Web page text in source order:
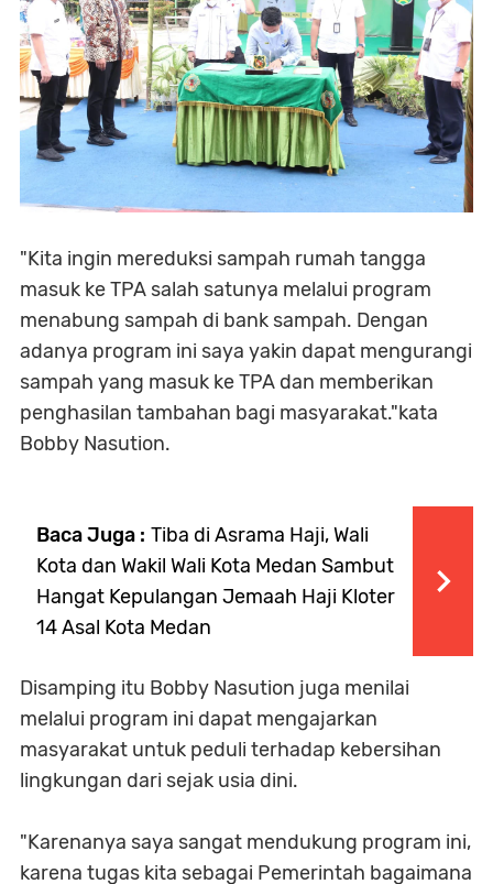
"Kita ingin mereduksi sampah rumah tangga
masuk ke TPA salah satunya melalui program
menabung sampah di bank sampah. Dengan
adanya program ini saya yakin dapat mengurangi
sampah yang masuk ke TPA dan memberikan
penghasilan tambahan bagi masyarakat."kata
Bobby Nasution.
Baca Juga : Tiba di Asrama Haji, Wali
Kota dan Wakil Wali Kota Medan Sambut
Hangat Kepulangan Jemaah Haji Kloter
14 Asal Kota Medan
Disamping itu Bobby Nasution juga menilai
melalui program ini dapat mengajarkan
masyarakat untuk peduli terhadap kebersihan
lingkungan dari sejak usia dini.
"Karenanya saya sangat mendukung program ini,
karena tugas kita sebagai Pemerintah bagaimana